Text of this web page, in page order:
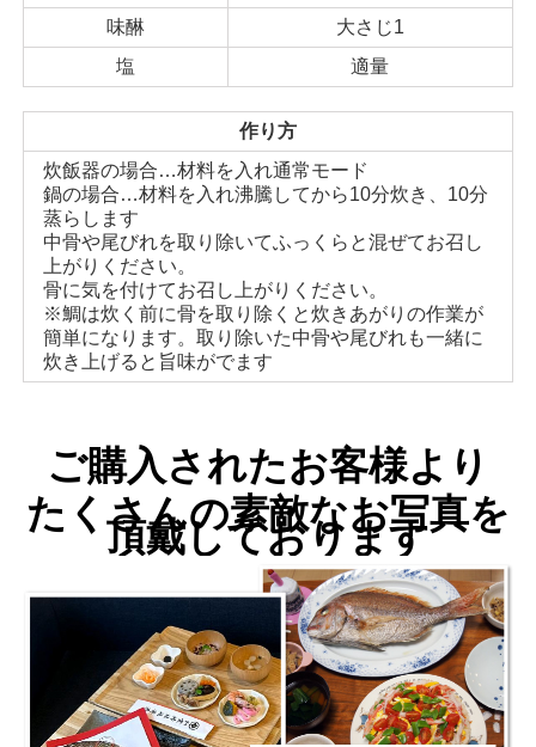
味醂
大さじ1
塩
適量
作り方
炊飯器の場合…材料を入れ通常モード
鍋の場合…材料を入れ沸騰してから10分炊き、10分
蒸らします
中骨や尾びれを取り除いてふっくらと混ぜてお召し
上がりください。
骨に気を付けてお召し上がりください。
※鯛は炊く前に骨を取り除くと炊きあがりの作業が
簡単になります。取り除いた中骨や尾びれも一緒に
炊き上げると旨味がでます
ご購入されたお客様より
たくさんの素敵なお写真を
頂戴しております